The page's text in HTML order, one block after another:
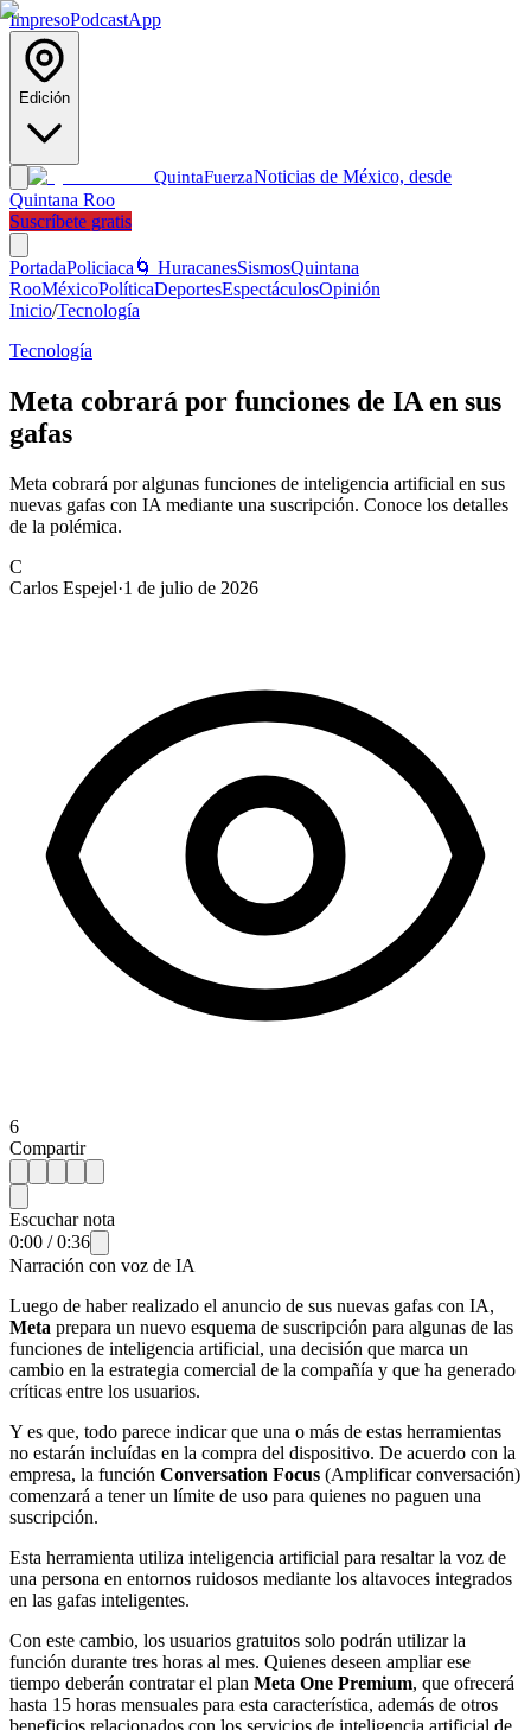
ImpresoPodcastApp
Edición
QuintaFuerzaNoticias de México, desde
Quintana Roo
Suscríbete gratis
PortadaPoliciaca 🌀 HuracanesSismosQuintana
RooMéxicoPolíticaDeportesEspectáculosOpinión
Inicio/Tecnología
Tecnología
Meta cobrará por funciones de IA en sus
gafas
Meta cobrará por algunas funciones de inteligencia artificial en sus
nuevas gafas con IA mediante una suscripción. Conoce los detalles
de la polémica.
C
Carlos Espejel·1 de julio de 2026
6
Compartir
Escuchar nota
0:00 /0:36
Narración con voz de IA
Luego de haber realizado el anuncio de sus nuevas gafas con IA,
Meta prepara un nuevo esquema de suscripción para algunas de las
funciones de inteligencia artificial, una decisión que marca un
cambio en la estrategia comercial de la compañía y que ha generado
críticas entre los usuarios.
Y es que, todo parece indicar que una o más de estas herramientas
no estarán incluídas en la compra del dispositivo. De acuerdo con la
empresa, la función Conversation Focus (Amplificar conversación)
comenzará a tener un límite de uso para quienes no paguen una
suscripción.
Esta herramienta utiliza inteligencia artificial para resaltar la voz de
una persona en entornos ruidosos mediante los altavoces integrados
en las gafas inteligentes.
Con este cambio, los usuarios gratuitos solo podrán utilizar la
función durante tres horas al mes. Quienes deseen ampliar ese
tiempo deberán contratar el plan Meta One Premium, que ofrecerá
hasta 15 horas mensuales para esta característica, además de otros
beneficios relacionados con los servicios de inteligencia artificial de